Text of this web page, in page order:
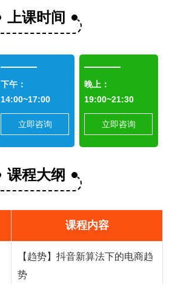
上课时间
下午：
14:00~17:00
立即咨询
晚上：
19:00~21:30
立即咨询
课程大纲
课程内容
【趋势】抖音新算法下的电商趋
势